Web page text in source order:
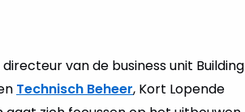
van de business unit Building
Technisch Beheer, Kort Lopende